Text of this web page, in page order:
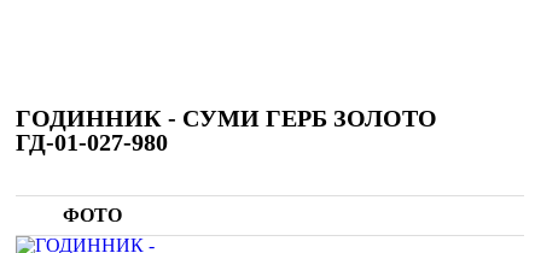
ГОДИННИК - СУМИ ГЕРБ ЗОЛОТО
ГД-01-027-980
ФОТО